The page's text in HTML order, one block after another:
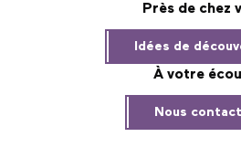
Près de chez
Idées de
À votre
Nous